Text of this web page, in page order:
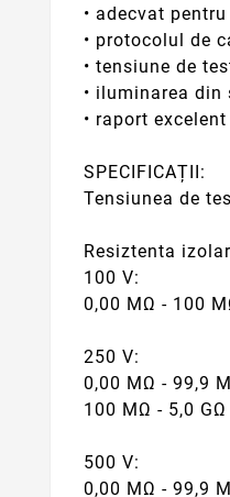
• adecvat
• protocolul de
• tensiune de
• iluminarea din
• raport
SPECIFICAȚII:
Tensiunea de
Resiztenta
100 V:
0,00 MΩ - 100
250 V:
0,00 MΩ - 99,9
100 MΩ - 5,0 GΩ
500 V:
0,00 MΩ - 99,9